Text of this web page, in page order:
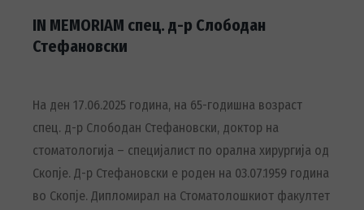
IN MEMORIAM спец. д-р Слободан
Стефановски
На ден 17.06.2025 година, на 65-годишна возраст
спец. д-р Слободан Стефановски, доктор на
стоматологија – специјалист по орална хирургија од
Скопје. Д-р Стефановски е роден на 03.07.1959 година
во Скопје. Дипломирал на Стоматолошкиот факултет